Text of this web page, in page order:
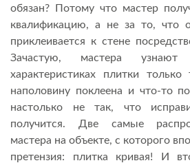
обязан? Потому что мастер
квалификацию, а не за то, что
приклеивается к стене
Зачастую, мастера
характеристиках плитки только
наполовину поклеена и что-то
настолько не так, что
получится. Две самые
мастера на объекте, с которого
претензия: плитка кривая! И